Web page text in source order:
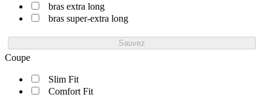
bras extra long
bras super-extra long
Sauvez
Coupe
Slim Fit
Comfort Fit